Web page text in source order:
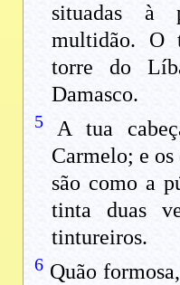
situadas
multidão. O
torre do
Damasco.
5
A tua
Carmelo; e os
são como a
tinta duas
tintureiros.
6 Quão